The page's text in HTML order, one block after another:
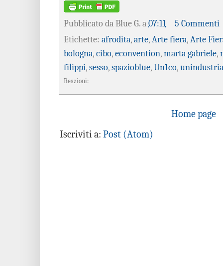
Pubblicato da Blue G. a 07:11
5 Commenti
Etichette: afrodita, arte, Arte fiera, Arte
bologna, cibo, econvention, marta gabriele,
filippi, sesso, spazioblue, Un1co, unindustria
Reazioni:
Home page
Iscriviti a: Post (Atom)